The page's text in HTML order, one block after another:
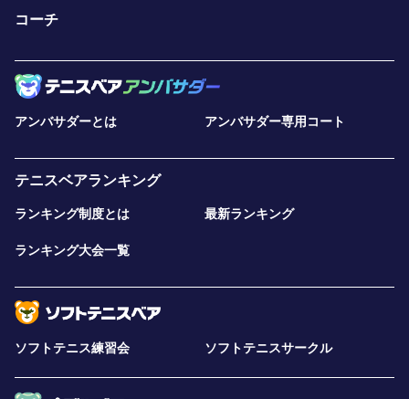
コーチ
アンバサダーとは アンバサダー専用コート
テニスベアランキング
ランキング制度とは 最新ランキング
ランキング大会一覧
ソフトテニス練習会 ソフトテニスサークル